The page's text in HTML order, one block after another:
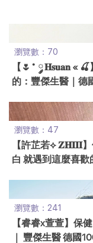
瀏覽數：70
【🌷˚ ༘ 𝐇𝐬𝐮𝐚𝐧 « 🍒】保健｜直接入手凍齡女神謝金燕推薦
的：豐傑生醫｜德
瀏覽數：47
【許芷若⟡ 𝐙𝐇𝐈𝐈𝐈
白 就遇到這麼喜
瀏覽數：241
【睿睿x萱萱】保
｜ 豐傑生醫 德國